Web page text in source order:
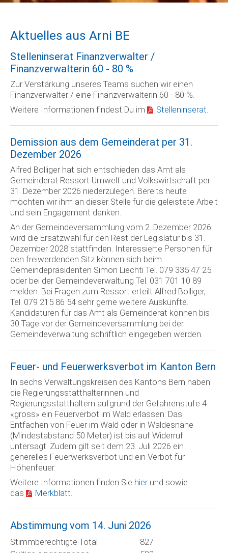
Aktuelles aus Arni BE
Stelleninserat Finanzverwalter /
Finanzverwalterin 60 - 80 %
Zur Verstärkung unseres Teams suchen wir einen
Finanzverwalter / eine Finanzverwalterin 60 - 80 %.
Weitere Informationen findest Du im
Stelleninserat
Demission aus dem Gemeinderat per 31.
Dezember 2026
Alfred Bolliger hat sich entschieden das Amt als
Gemeinderat Ressort Umwelt und Volkswirtschaft per
31. Dezember 2026 niederzulegen. Bereits heute
möchten wir ihm an dieser Stelle für die geleistete Arbeit
und sein Engagement danken.
An der Gemeindeversammlung vom 2. Dezember 2026
wird die Ersatzwahl für den Rest der Legislatur bis 31.
Dezember 2028 stattfinden. Interessierte Personen für
den freiwerdenden Sitz können sich beim
Gemeindepräsidenten Simon Liechti Tel. 079 335 47 25
oder bei der Gemeindeverwaltung Tel. 031 701 10 89
melden. Bei Fragen zum Ressort erteilt Alfred Bolliger,
Tel. 079 215 86 54 sehr gerne weitere Auskünfte.
Kandidaturen für das Amt als Gemeinderat können bis
30 Tage vor der Gemeindeversammlung bei der
Gemeindeverwaltung schriftlich eingegeben werden.
Feuer- und Feuerwerksverbot im Kanton Bern
In sechs Verwaltungskreisen des Kantons Bern haben
die Regierungsstatthalterinnen und
Regierungsstatthaltern aufgrund der Gefahrenstufe 4
«gross» ein Feuerverbot im Wald erlassen: Das
Entfachen von Feuer im Wald oder in Waldesnähe
(Mindestabstand 50 Meter) ist bis auf Widerruf
untersagt. Zudem gilt seit dem 23. Juli 2026 ein
generelles Feuerwerksverbot und ein Verbot für
Höhenfeuer.
Weitere Informationen finden Sie hierund sowie
das
Merkblatt
Abstimmung vom 14. Juni 2026
Stimmberechtigte Total
827